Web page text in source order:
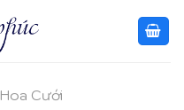
Hoa Cưới